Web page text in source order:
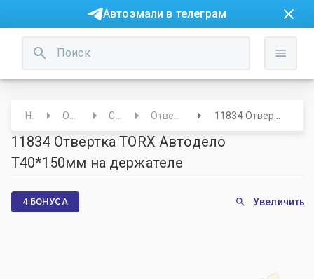
Автоэмали в телеграм
11834 Отвертка TORX Автодело
Т40*150мм на держателе
4 БОНУСА Увеличить